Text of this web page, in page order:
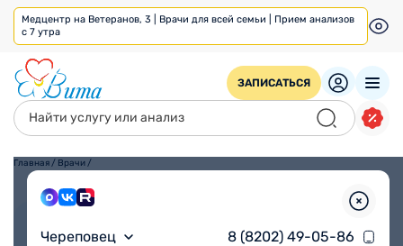
Медцентр на Ветеранов, 3 | Врачи для всей семьи | Прием анализов
с 7 утра
ЗАПИСАТЬСЯ
Череповец 8 (8202) 49-05-86
Главная / Врачи /
Взрослым